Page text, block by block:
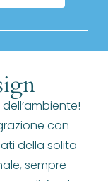
con
della solita
sempre